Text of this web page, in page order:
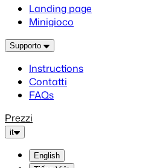
Landing page
Minigioco
Supporto
Instructions
Contatti
FAQs
Prezzi
it
English